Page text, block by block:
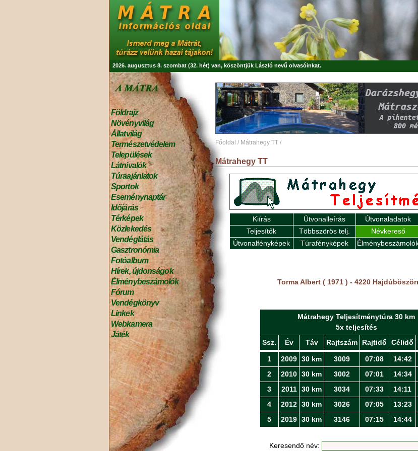
2026. augusztus 8. szombat (32. hét) van, köszöntjük László nevű olvasóinkat.
Földrajz
Növényvilág
Állatvilág
Természetvédelem
Települések
Látnivalók
Túraajánlatok
Sportok
Eseménynaptár
Időjárás
Térképek
Közlekedés
Vendéglátás
Gasztronómia
Fotóalbum
Hírek, újdonságok
Élménybeszámolók
Fórum
Vendégkönyv
Linkek
Webkamera
Játék
Főoldal / Mátrahegy TT /
Mátrahegy TT
Kiírás Útvonalleírás Útvonaladatok
Teljesítők
Többszörös telj. Névkereső
Útvonalfényképek
Túrafényképek
Torma Albert ( 1971 ) - 4220
Mátrahegy Teljesítménytúra 30 km
5x teljesítés
Ssz.
Év Táv Rajtszám Rajtidő Célidő
1 2009 30 km 3009 07:08 14:42
2
2010 30 km 3002 07:01 14:34
3
2011 30 km 3034 07:33 14:11
4
2012 30 km 3026 07:05 13:23
5
2019 30 km 3146 07:15 14:44
Keresendő név: